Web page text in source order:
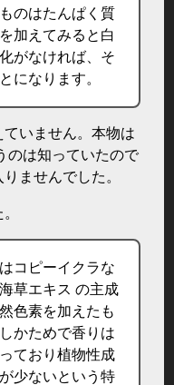
のはたんぱく質
加えてみると白
がなければ、そ
になります。
いません。本物は
のは知っていたので
ませんでした。
コピーイクラな
草エキス の主成
色素を加えたも
かためで香りは
ており植物性成
少ないという特